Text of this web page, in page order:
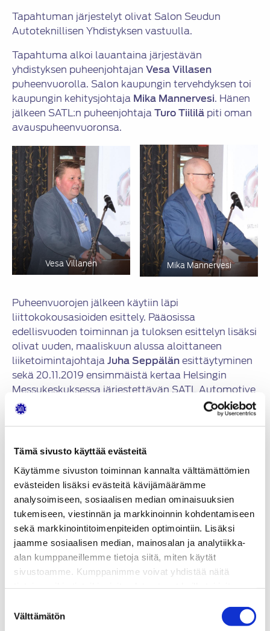
Tämä sivusto käyttää evästeitä
Käytämme sivuston toiminnan kannalta välttämättömien
evästeiden lisäksi evästeitä kävijämäärämme
analysoimiseen, sosiaalisen median ominaisuuksien
tukemiseen, viestinnän ja markkinoinnin kohdentamiseen
sekä markkinointitoimenpiteiden optimointiin. Lisäksi
jaamme sosiaalisen median, mainosalan ja analytiikka-
alan kumppaneillemme tietoja siitä, miten käytät
sivustoamme. Kumppanimme voivat yhdistää näitä
valinta
Välttämätön
Tapahtuman järjestelyt olivat Salon Seudun
Autoteknillisen Yhdistyksen vastuulla.
Tapahtuma alkoi lauantaina järjestävän
yhdistyksen puheenjohtajan Vesa Villasen
puheenvuorolla. Salon kaupungin tervehdyksen toi
kaupungin kehitysjohtaja Mika Mannervesi. Hänen
jälkeen SATL:n puheenjohtajaTuro Tiililä piti oman
avauspuheenvuoronsa.
Vesa Villanen Mika Mannervesi
Puheenvuorojen jälkeen käytiin läpi
liittokokousasioiden esittely. Pääosissa
edellisvuoden toiminnan ja tuloksen esittelyn lisäksi
olivat uuden, maaliskuun alussa aloittaneen
liiketoimintajohtajaJuha Seppälänesittäytyminen
sekä 20.11.2019 ensimmäistä kertaa Helsingin
Messukeskuksessa järjestettävän SATL Automotive
Aftersales Summit -tapahtuman lanseeraaminen.
Lisäksi vahvasti esillä oli myös SATL-portaalin
suunnitelmat.
Liittokokous asioiden esittelyjä seuranneen
ruokailun jälkeen paneuduttiin
toimikuntatyöskentelyyn. Teknillisessä, Vaali, ja
Senioritoimikunnissa kuten myös
Tulevaisuustyöpajassa merkittävimpinä asioina
käsiteltiin SATL-portaalin kehitystyötä sekä SATL
Automotive Aftersales Summit -tapahtumaa.
Liittokokousaloitteita ei tällä kertaa ollut yhtään.
Liittokokous